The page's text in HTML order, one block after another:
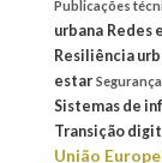
Publicações
urbana Redes
Resiliência
estar
Sistemas de
Transição
União